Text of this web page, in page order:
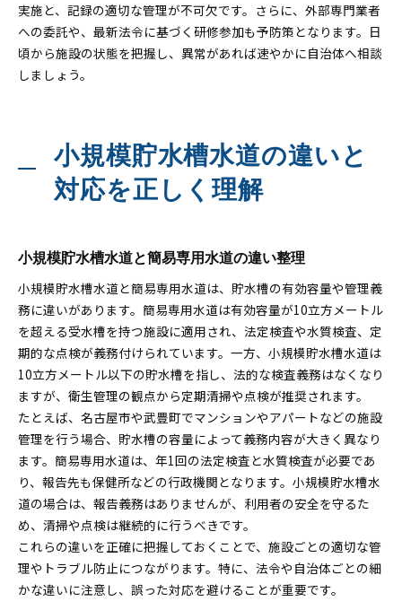
実施と、記録の適切な管理が不可欠です。さらに、外部専門業者
への委託や、最新法令に基づく研修参加も予防策となります。日
頃から施設の状態を把握し、異常があれば速やかに自治体へ相談
しましょう。
小規模貯水槽水道の違いと
対応を正しく理解
小規模貯水槽水道と簡易専用水道の違い整理
小規模貯水槽水道と簡易専用水道は、貯水槽の有効容量や管理義
務に違いがあります。簡易専用水道は有効容量が10立方メートル
を超える受水槽を持つ施設に適用され、法定検査や水質検査、定
期的な点検が義務付けられています。一方、小規模貯水槽水道は
10立方メートル以下の貯水槽を指し、法的な検査義務はなくなり
ますが、衛生管理の観点から定期清掃や点検が推奨されます。
たとえば、名古屋市や武豊町でマンションやアパートなどの施設
管理を行う場合、貯水槽の容量によって義務内容が大きく異なり
ます。簡易専用水道は、年1回の法定検査と水質検査が必要であ
り、報告先も保健所などの行政機関となります。小規模貯水槽水
道の場合は、報告義務はありませんが、利用者の安全を守るた
め、清掃や点検は継続的に行うべきです。
これらの違いを正確に把握しておくことで、施設ごとの適切な管
理やトラブル防止につながります。特に、法令や自治体ごとの細
かな違いに注意し、誤った対応を避けることが重要です。